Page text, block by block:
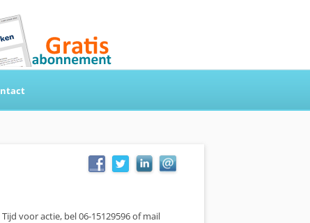
Tijd voor actie, bel 06-15129596 of mail